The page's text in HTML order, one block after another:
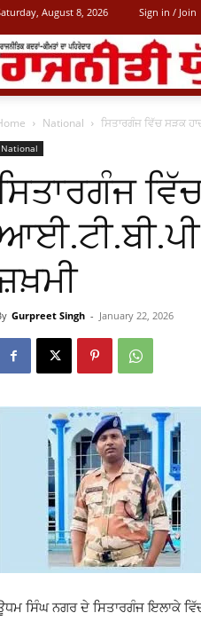
August 8, 2026 Sign in / Join
National ਸਿਤਾਰਗੰਜ ਵਿੱਚ ਸੜਕ
National
Gurpreet Singh - January 22, 2026
ਸਿੰਘ ਨਗਰ ਦੇ ਸਿਤਾਰਗੰਜ ਇਲਾਕੇ